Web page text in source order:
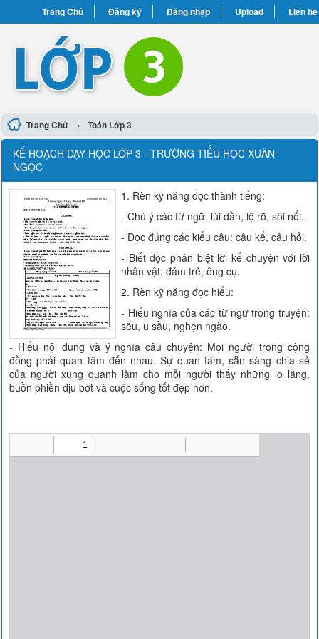
Trang Chủ Đăng ký Đăng nhập Upload Liên hệ
Trang Chủ › Toán Lớp 3
KẾ HOẠCH DẠY HỌC LỚP 3 - TRƯỜNG TIỂU HỌC XUÂN
NGỌC
1. Rèn kỹ năng đọc thành tiếng:
- Chú ý các từ ngữ: lùi dần, lộ rõ, sôi nổi.
- Đọc đúng các kiểu câu: câu kể, câu hỏi.
- Biết đọc phân biệt lời kể chuyện với lời
nhân vật: đám trẻ, ông cụ.
2. Rèn kỹ năng đọc hiểu:
- Hiểu nghĩa của các từ ngữ trong truyện:
sếu, u sầu, nghẹn ngào.
- Hiểu nội dung và ý nghĩa câu chuyện: Mọi người trong cộng
đồng phải quan tâm đến nhau. Sự quan tâm, sẵn sàng chia sẻ
của người xung quanh làm cho mỗi người thấy những lo lắng,
buồn phiền dịu bớt và cuộc sống tốt đẹp hơn.